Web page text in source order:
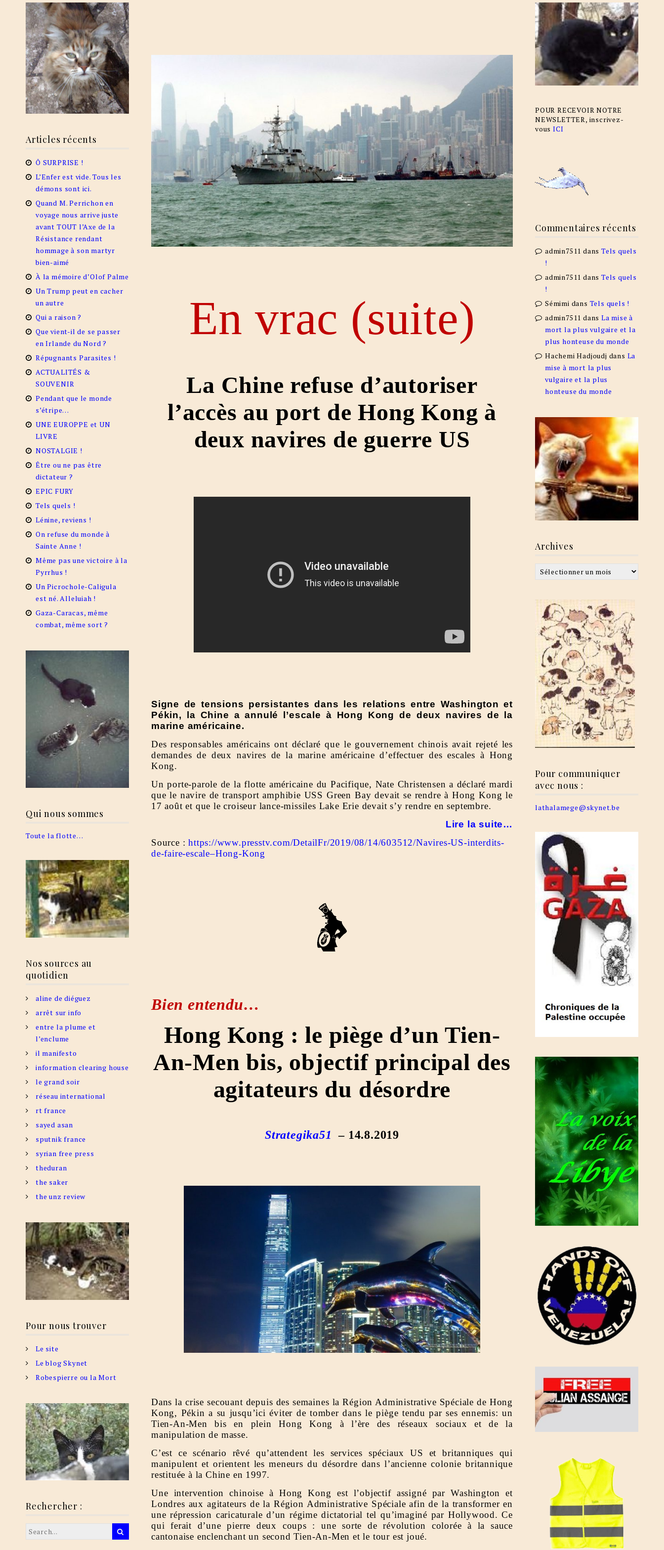
En vrac (suite)
La Chine refuse d’autoriser
l’accès au port de Hong Kong à
deux navires de guerre US
Signe de tensions persistantes dans les relations entre Washington et
Pékin, la Chine a annulé l’escale à Hong Kong de deux navires de la
marine américaine.
Des responsables américains ont déclaré que le gouvernement chinois avait rejeté les
demandes de deux navires de la marine américaine d’effectuer des escales à Hong
Kong.
Un porte-parole de la flotte américaine du Pacifique, Nate Christensen a déclaré mardi
que le navire de transport amphibie USS Green Bay devait se rendre à Hong Kong le
17 août et que le croiseur lance-missiles Lake Erie devait s’y rendre en septembre.
Lire la suite…
Source :https://www.presstv.com/DetailFr/2019/08/14/603512/Navires-US-interdits-
de-faire-escale–Hong-Kong
Bien entendu…
Hong Kong : le piège d’un Tien-
An-Men bis, objectif principal des
agitateurs du désordre
Strategika51 – 14.8.2019
Dans la crise secouant depuis des semaines la Région Administrative Spéciale de Hong
Kong, Pékin a su jusqu’ici éviter de tomber dans le piège tendu par ses ennemis: un
Tien-An-Men bis en plein Hong Kong à l’ère des réseaux sociaux et de la
manipulation de masse.
C’est ce scénario rêvé qu’attendent les services spéciaux US et britanniques qui
manipulent et orientent les meneurs du désordre dans l’ancienne colonie britannique
restituée à la Chine en 1997.
Une intervention chinoise à Hong Kong est l’objectif assigné par Washington et
Londres aux agitateurs de la Région Administrative Spéciale afin de la transformer en
une répression caricaturale d’un régime dictatorial tel qu’imaginé par Hollywood. Ce
qui ferait d’une pierre deux coups : une sorte de révolution colorée à la sauce
cantonaise enclenchant un second Tien-An-Men et le tour est joué.
Articles récents
Ô SURPRISE !
L’Enfer est vide. Tous les
démons sont ici.
Quand M. Perrichon en
voyage nous arrive juste
avant TOUT l’Axe de la
Résistance rendant
hommage à son martyr
bien-aimé
À la mémoire d’Olof Palme
Un Trump peut en cacher
un autre
Qui a raison ?
Que vient-il de se passer
en Irlande du Nord ?
Répugnants Parasites !
ACTUALITÉS &
SOUVENIR
Pendant que le monde
s’étripe…
UNE EUROPPE et UN
LIVRE
NOSTALGIE !
Être ou ne pas être
dictateur ?
EPIC FURY
Tels quels !
Lénine, reviens !
On refuse du monde à
Sainte Anne !
Même pas une victoire à la
Pyrrhus !
Un Picrochole-Caligula
est né. Alleluiah !
Gaza-Caracas, même
combat, même sort ?
Qui nous sommes
Toute la flotte…
Nos sources au
quotidien
aline de diéguez
arrêt sur info
entre la plume et
l’enclume
il manifesto
information clearing house
le grand soir
réseau international
rt france
sayed asan
sputnik france
syrian free press
theduran
the saker
the unz review
Pour nous trouver
Le site
Le blog Skynet
Robespierre ou la Mort
Rechercher :
POUR RECEVOIR NOTRE
NEWSLETTER, inscrivez-
vous ICI
Commentaires récents
admin7511 dansTels quels
!
admin7511 dansTels quels
!
Sémimi dans Tels quels !
admin7511 dansLa mise à
mort la plus vulgaire et la
plus honteuse du monde
Hachemi Hadjoudj dans La
mise à mort la plus
vulgaire et la plus
honteuse du monde
Archives
Archives
Pour communiquer
avec nous :
lathalamege@skynet.be